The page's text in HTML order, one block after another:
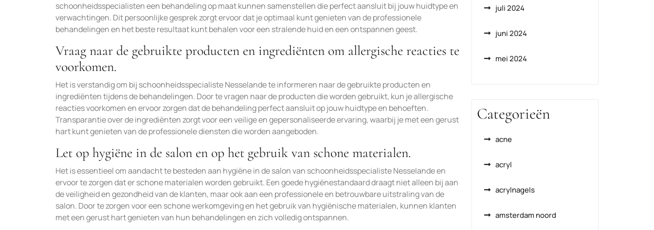
schoonheidsspecialisten een behandeling op maat kunnen samenstellen die perfect aansluit bij jouw huidtype en
verwachtingen. Dit persoonlijke gesprek zorgt ervoor dat je optimaal kunt genieten van de professionele
behandelingen en het beste resultaat kunt behalen voor een stralende huid en een ontspannen geest.
Vraag naar de gebruikte producten en ingrediënten om allergische reacties te
voorkomen.
Het is verstandig om bij schoonheidsspecialiste Nesselande te informeren naar de gebruikte producten en
ingrediënten tijdens de behandelingen. Door te vragen naar de producten die worden gebruikt, kun je allergische
reacties voorkomen en ervoor zorgen dat de behandeling perfect aansluit op jouw huidtype en behoeften.
Transparantie over de ingrediënten zorgt voor een veilige en gepersonaliseerde ervaring, waarbij je met een gerust
hart kunt genieten van de professionele diensten die worden aangeboden.
Let op hygiëne in de salon en op het gebruik van schone materialen.
Het is essentieel om aandacht te besteden aan hygiëne in de salon van schoonheidsspecialiste Nesselande en
ervoor te zorgen dat er schone materialen worden gebruikt. Een goede hygiënestandaard draagt niet alleen bij aan
de veiligheid en gezondheid van de klanten, maar ook aan een professionele en betrouwbare uitstraling van de
salon. Door te zorgen voor een schone werkomgeving en het gebruik van hygiënische materialen, kunnen klanten
met een gerust hart genieten van hun behandelingen en zich volledig ontspannen.
juli 2024
juni 2024
mei 2024
Categorieën
acne
acryl
acrylnagels
amsterdam noord